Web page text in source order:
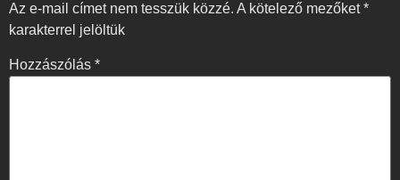
Az e-mail címet nem tesszük közzé. A kötelező mezőket*
karakterrel jelöltük
Hozzászólás *